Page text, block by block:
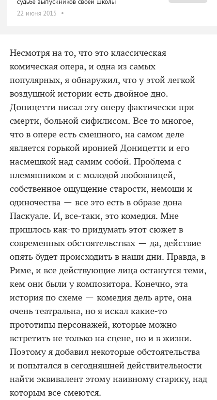
22 июня 2015
Несмотря на то, что это классическая
комическая опера, и одна из самых
популярных, я обнаружил, что у этой легкой
воздушной истории есть двойное дно.
Доницетти писал эту оперу фактически при
смерти, больной сифилисом. Все то многое,
что в опере есть смешного, на самом деле
является горькой иронией Доницетти и его
насмешкой над самим собой. Проблема с
племянником и с молодой любовницей,
собственное ощущение старости, немощи и
одиночества — все это есть в образе дона
Паскуале. И, все-таки, это комедия. Мне
пришлось как-то придумать этот сюжет в
современных обстоятельствах — да, действие
опять будет происходить в наши дни. Правда, в
Риме, и все действующие лица останутся теми,
кем они были у композитора. Конечно, эта
история по схеме — комедия дель арте, она
очень театральна, но я искал какие-то
прототипы персонажей, которые можно
встретить не только на сцене, но и в жизни.
Поэтому я добавил некоторые обстоятельства
и попытался в сегодняшней действительности
найти эквивалент этому наивному старику, над
которым все смеются.